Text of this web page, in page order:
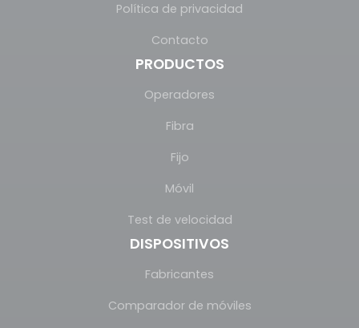
Política de privacidad
Contacto
PRODUCTOS
Operadores
Fibra
Fijo
Móvil
Test de velocidad
DISPOSITIVOS
Fabricantes
Comparador de móviles